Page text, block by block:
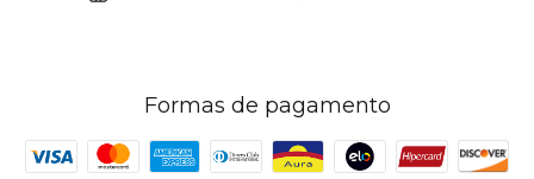
Formas de pagamento